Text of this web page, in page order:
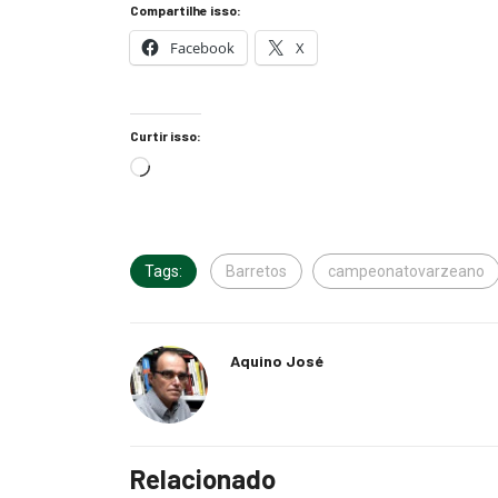
Compartilhe isso:
Facebook X
Curtir isso:
Tags: Barretos campeonatovarzeano
Aquino José
Relacionado